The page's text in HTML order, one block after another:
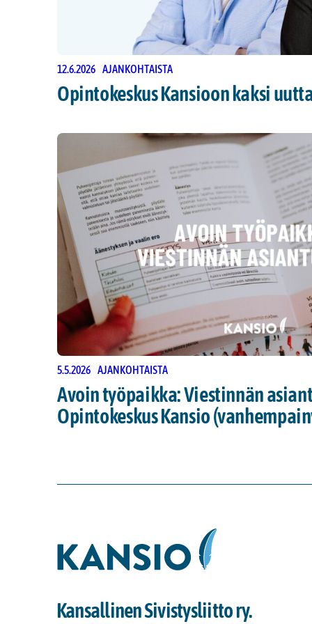
12.6.2026 AJANKOHTAISTA
Opintokeskus Kansioon kaksi
5.5.2026 AJANKOHTAISTA
Avoin työpaikka: Viestinnän
Opintokeskus Kansio
Kansallinen Sivistysliitto ry.